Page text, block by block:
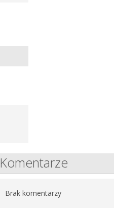
Komentarze
Brak komentarzy